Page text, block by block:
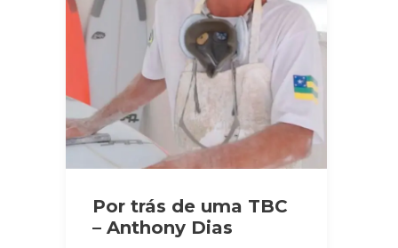
Por trás de uma TBC
– Anthony Dias